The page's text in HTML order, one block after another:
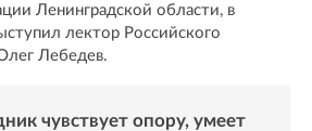
Ленинградской области, в
лектор Российского
Лебедев.
чувствует опору, умеет